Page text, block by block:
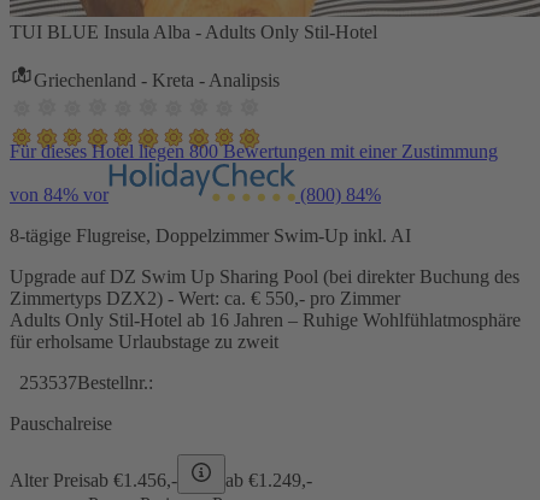
TUI BLUE Insula Alba - Adults Only Stil-Hotel
Griechenland - Kreta - Analipsis
Für dieses Hotel liegen 800 Bewertungen mit einer Zustimmung
von 84% vor (800) 84%
8-tägige Flugreise, Doppelzimmer Swim-Up inkl. AI
Upgrade auf DZ Swim Up Sharing Pool (bei direkter Buchung des
Zimmertyps DZX2) - Wert: ca. € 550,- pro Zimmer
Adults Only Stil-Hotel ab 16 Jahren – Ruhige Wohlfühlatmosphäre
für erholsame Urlaubstage zu zweit
253537Bestellnr.:
Pauschalreise
Alter Preisab €1.456,- ab €1.249,-